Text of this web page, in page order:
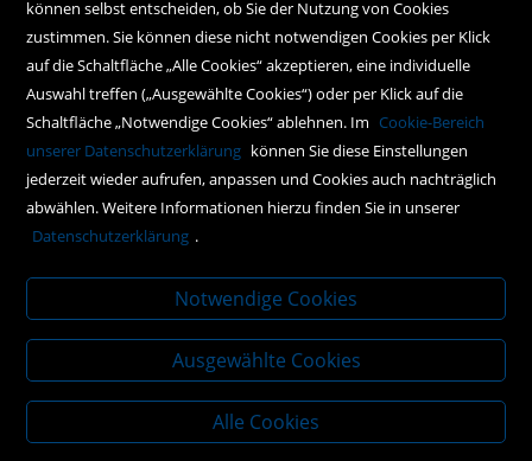
Kontakt
Social Media
Policy
AGBs
Impressum
Datenschutz
können selbst entscheiden, ob Sie der Nutzung von Cookies
zustimmen. Sie können diese nicht notwendigen Cookies per Klick
auf die Schaltfläche „Alle Cookies“ akzeptieren, eine individuelle
Auswahl treffen („Ausgewählte Cookies“) oder per Klick auf die
Schaltfläche „Notwendige Cookies“ ablehnen. Im Cookie-Bereich
unserer Datenschutzerklärung können Sie diese Einstellungen
jederzeit wieder aufrufen, anpassen und Cookies auch nachträglich
abwählen. Weitere Informationen hierzu finden Sie in unserer
Datenschutzerklärung .
Notwendige Cookies
Ausgewählte Cookies
Alle Cookies